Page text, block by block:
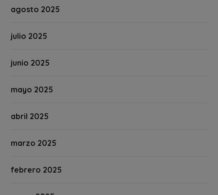
agosto 2025
julio 2025
junio 2025
mayo 2025
abril 2025
marzo 2025
febrero 2025